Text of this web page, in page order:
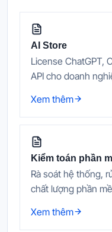
AI Store
License ChatGPT,
API cho doanh
Xem thêm
Kiểm toán phần
Rà soát hệ thống,
chất lượng phần
Xem thêm